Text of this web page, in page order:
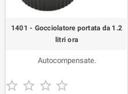
1401 - Gocciolatore portata da 1.2
litri ora
Autocompensate.
   